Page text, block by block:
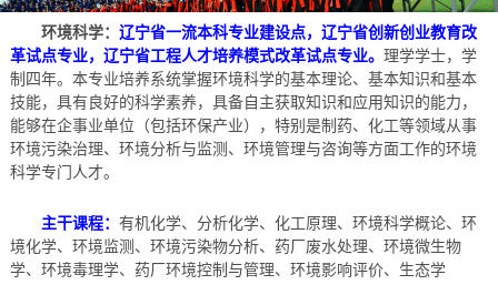
环境科学： 辽宁省一流本科专业建设点，辽宁省创新创业教育改
革试点专业，辽宁省工程人才培养模式改革试点专业。 理学学士，学
制四年。本专业培养系统掌握环境科学的基本理论、基本知识和基本
技能，具有良好的科学素养，具备自主获取知识和应用知识的能力，
能够在企事业单位（包括环保产业），特别是制药、化工等领域从事
环境污染治理、环境分析与监测、环境管理与咨询等方面工作的环境
科学专门人才。
主干课程： 有机化学、分析化学、化工原理、环境科学概论、环
境化学、环境监测、环境污染物分析、药厂废水处理、环境微生物
学、环境毒理学、药厂环境控制与管理、环境影响评价、生态学